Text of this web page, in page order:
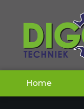
Home